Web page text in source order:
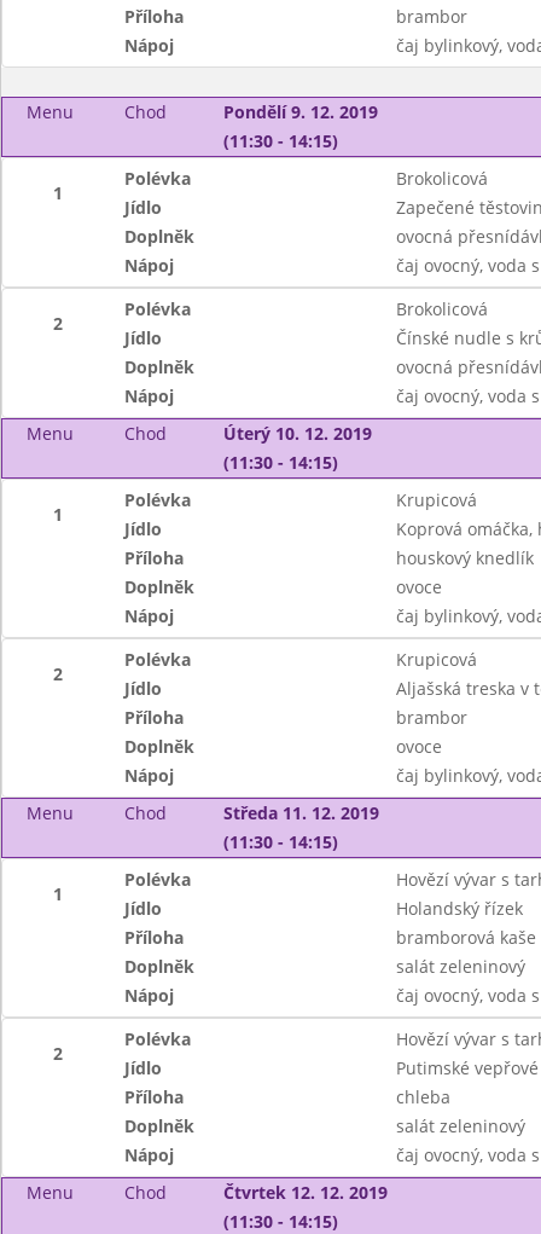
Příloha
brambor
Nápoj
čaj bylinkový,
Menu Chod
Pondělí 9. 12. 2019
(11:30 - 14:15)
1
Polévka
Brokolicová
Jídlo
Zapečené
Doplněk
ovocná
Nápoj
čaj ovocný, voda
2
Polévka
Brokolicová
Jídlo
Čínské nudle s
Doplněk
ovocná
Nápoj
čaj ovocný, voda
Menu
Chod
Úterý 10. 12. 2019
(11:30 - 14:15)
1
Polévka
Krupicová
Jídlo
Koprová omáčka,
Příloha
houskový knedlík
Doplněk
ovoce
Nápoj
čaj bylinkový,
2
Polévka
Krupicová
Jídlo
Aljašská treska v
Příloha
brambor
Doplněk
ovoce
Nápoj
čaj bylinkový,
Menu
Chod
Středa 11. 12. 2019
(11:30 - 14:15)
1
Polévka
Hovězí vývar s
Jídlo
Holandský řízek
Příloha
bramborová kaše
Doplněk
salát zeleninový
Nápoj
čaj ovocný, voda
2
Polévka
Hovězí vývar s
Jídlo
Putimské
Příloha
chleba
Doplněk
salát zeleninový
Nápoj
čaj ovocný, voda
Menu
Chod
Čtvrtek 12. 12. 2019
(11:30 - 14:15)